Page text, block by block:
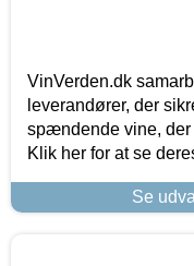
VinVerden.dk
leverandører, der
spændende vine, der
Klik her for at se
Se